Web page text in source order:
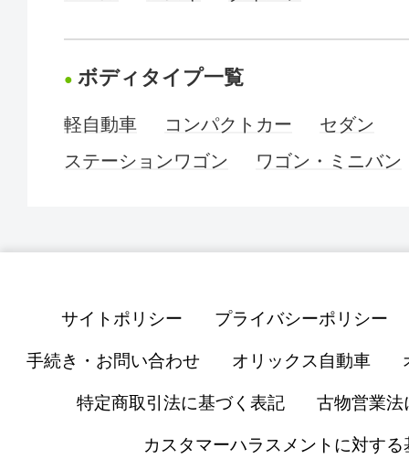
ボディタイプ一覧
軽自動車 コンパクトカー
セダン
ステーションワゴン
ワゴン・ミニバン
サイトポリシー プライバシーポリシー
手続き・お問い合わせ オリックス自動車
特定商取引法に基づく表記 古物営業法
カスタマーハラスメントに対する